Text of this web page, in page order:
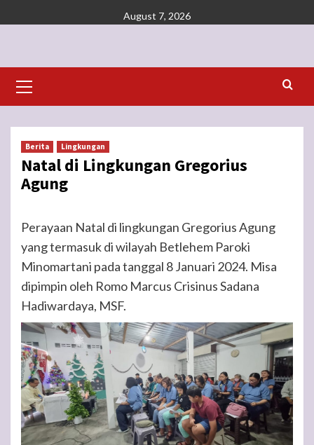
to
August 7, 2026
Menu
Berita Lingkungan
Natal di Lingkungan Gregorius
Agung
Perayaan Natal di lingkungan Gregorius Agung
yang termasuk di wilayah Betlehem Paroki
Minomartani pada tanggal 8 Januari 2024. Misa
dipimpin oleh Romo Marcus Crisinus Sadana
Hadiwardaya, MSF.